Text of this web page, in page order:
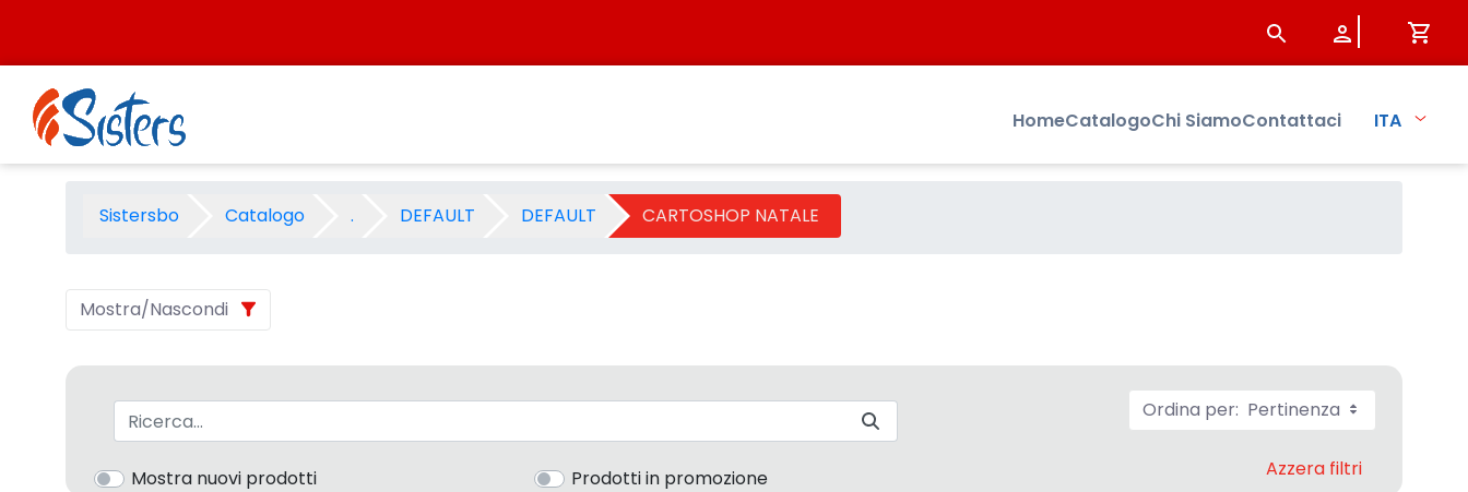
CARTOSHOP NATALE 1999 - Categoria - Sistersbo
HomeCatalogoChi SiamoContattaci ITA
Sistersbo Catalogo . DEFAULT DEFAULT CARTOSHOP NATALE
Mostra/Nascondi
Barra di ricerca
Mostra nuovi prodotti Prodotti in promozione
Ordina per: Pertinenza
Azzera filtri